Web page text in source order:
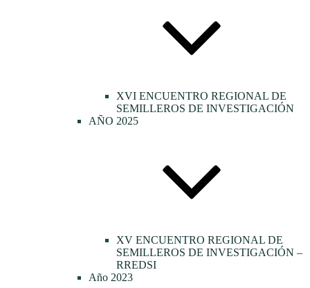
XVI ENCUENTRO REGIONAL DE
SEMILLEROS DE INVESTIGACIÓN
AÑO 2025
XV ENCUENTRO REGIONAL DE
SEMILLEROS DE INVESTIGACIÓN –
RREDSI
Año 2023